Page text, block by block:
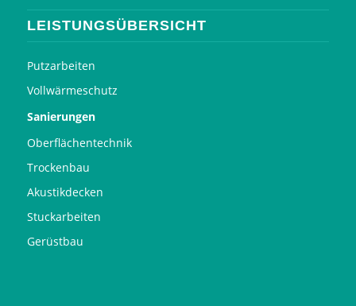
LEISTUNGSÜBERSICHT
Putzarbeiten
Vollwärmeschutz
Sanierungen
Oberflächentechnik
Trockenbau
Akustikdecken
Stuckarbeiten
Gerüstbau